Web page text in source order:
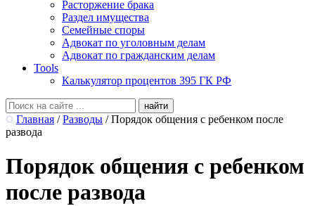
Расторжение брака
Раздел имущества
Семейные споры
Адвокат по уголовным делам
Адвокат по гражданским делам
Tools
Калькулятор процентов 395 ГК РФ
Главная / Разводы / Порядок общения с ребенком после
развода
Порядок общения с ребенком
после развода